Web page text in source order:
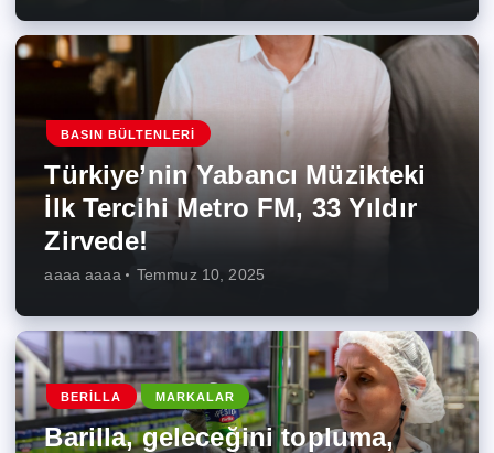
BASIN BÜLTENLERI
Türkiye’nin Yabancı Müzikteki
İlk Tercihi Metro FM, 33 Yıldır
Zirvede!
aaaa aaaa Temmuz 10, 2025
BERILLA MARKALAR
Barilla, geleceğini topluma,